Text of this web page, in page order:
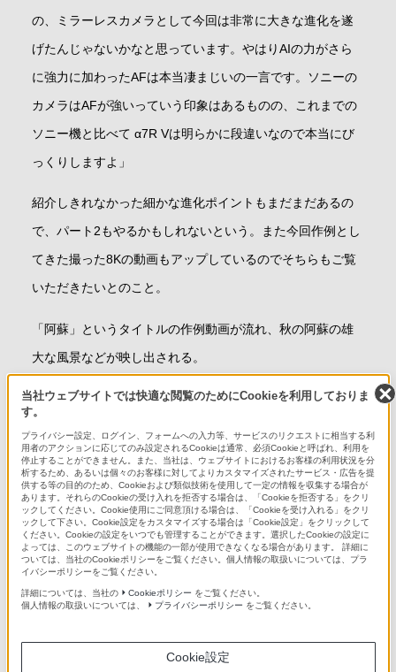
の、ミラーレスカメラとして今回は非常に大きな進化を遂
げたんじゃないかなと思っています。やはりAIの力がさら
に強力に加わったAFは本当凄まじいの一言です。ソニーの
カメラはAFが強いっていう印象はあるものの、これまでの
ソニー機と比べて α7R Vは明らかに段違いなので本当にび
っくりしますよ」
紹介しきれなかった細かな進化ポイントもまだまだあるの
で、パート2もやるかもしれないという。また今回作例とし
てきた撮った8Kの動画もアップしているのでそちらもご覧
いただきたいとのこと。
「阿蘇」というタイトルの作例動画が流れ、秋の阿蘇の雄
大な風景などが映し出される。
最後の挨拶をするAUXOUT氏。
自身のInstagramやtwitterの紹介を行う。
「それでは次の動画でまた皆さんお会いしましょう。ピー
ス」と述べ、ピースサインをして終了。
当社ウェブサイトでは快適な閲覧のためにCookieを利用しておりま
す。
プライバシー設定、ログイン、フォームへの入力等、サービスのリクエストに相当する利
用者のアクションに応じてのみ設定されるCookieは通常、必須Cookieと呼ばれ、利用を
停止することができません。また、当社は、ウェブサイトにおけるお客様の利用状況を分
析するため、あるいは個々のお客様に対してよりカスタマイズされたサービス・広告を提
供する等の目的のため、Cookieおよび類似技術を使用して一定の情報を収集する場合が
あります。それらのCookieの受け入れを拒否する場合は、「Cookieを拒否する」をクリ
ックしてください。Cookie使用にご同意頂ける場合は、「Cookieを受け入れる」をクリ
ックして下さい。Cookie設定をカスタマイズする場合は「Cookie設定」をクリックして
ください。Cookieの設定をいつでも管理することができます。選択したCookieの設定に
よっては、このウェブサイトの機能の一部が使用できなくなる場合があります。 詳細に
ついては、当社のCookieポリシーをご覧ください。個人情報の取扱いについては、プラ
イバシーポリシーをご覧ください。
詳細については、当社の Cookieポリシー をご覧ください。
個人情報の取扱いについては、
プライバシーポリシー をご覧ください。
Cookie設定